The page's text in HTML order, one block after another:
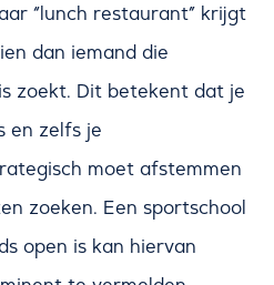
“lunch restaurant” krijgt
dan iemand die
zoekt. Dit betekent dat je
en zelfs je
moet afstemmen
zoeken. Een sportschool
open is kan hiervan